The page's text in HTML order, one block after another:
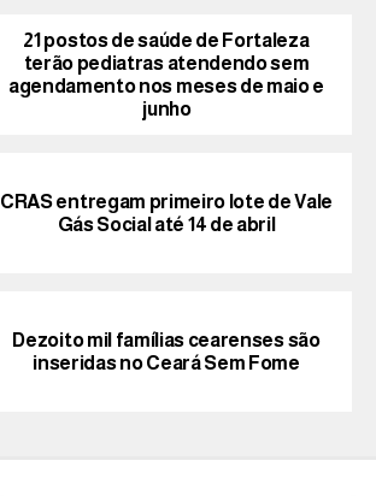
21 postos de saúde de Fortaleza
terão pediatras atendendo sem
agendamento nos meses de maio e
junho
CRAS entregam primeiro lote de Vale
Gás Social até 14 de abril
Dezoito mil famílias cearenses são
inseridas no Ceará Sem Fome